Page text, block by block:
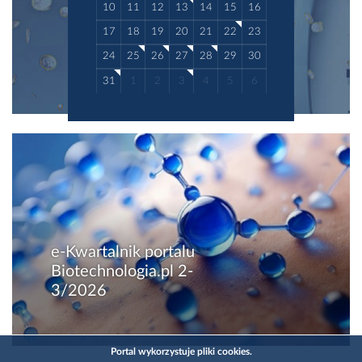
10 11 12 13 14 15 16
17 18 19 20 21 22 23
24 25 26 27 28 29 30
31 1 2 3 4 5 6
e-Kwartalnik portalu
Biotechnologia.pl 2-
3/2026
Portal wykorzystuje pliki cookies.